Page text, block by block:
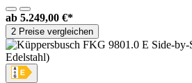
ab 5.249,00 €*
2 Preise vergleichen